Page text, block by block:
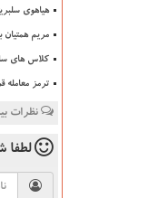
هیاهوی
مریم همتیان
کلاس های سال تحصیلی ۱۴۰۶
ترمز
نظرات
لطفا